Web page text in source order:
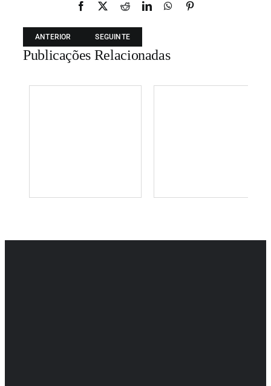
Facebook RedditLinkedInWhatsAppPinterest
ANTERIOR SEGUINTE
Publicações Relacionadas